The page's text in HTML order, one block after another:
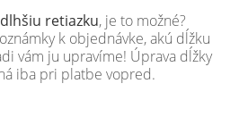
dlhšiu retiazku, je to možné?
k objednávke, akú dĺžku
vám ju upravíme! Úprava dĺžky
iba pri platbe vopred.